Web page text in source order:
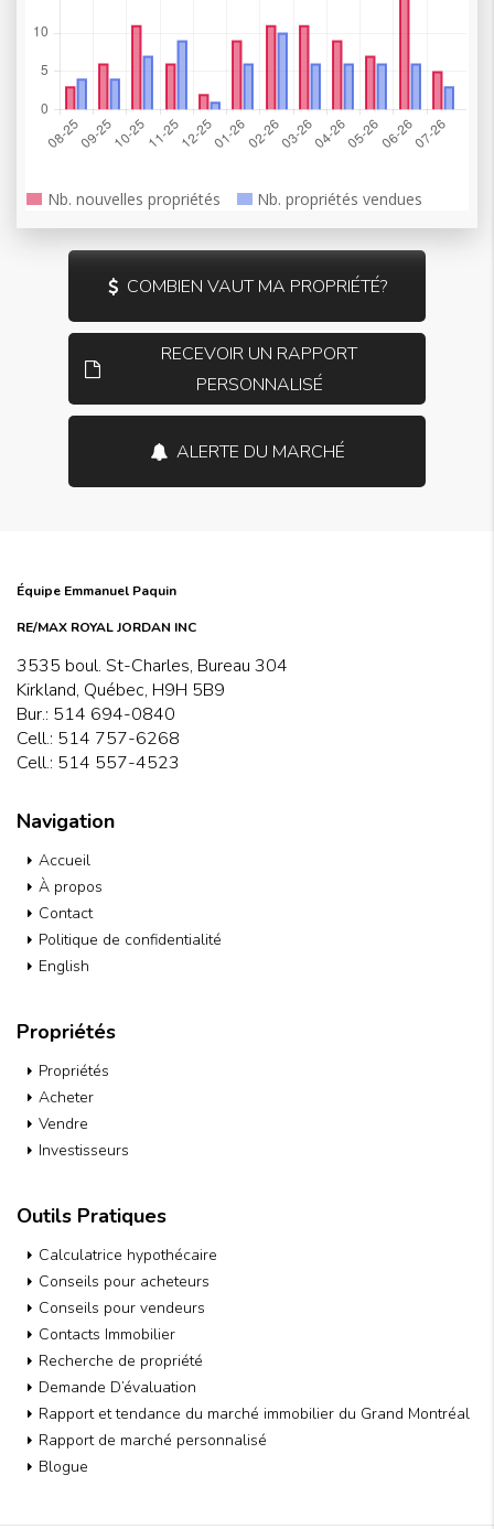
COMBIEN VAUT MA PROPRIÉTÉ?
RECEVOIR UN RAPPORT
PERSONNALISÉ
ALERTE DU MARCHÉ
Équipe Emmanuel Paquin
RE/MAX ROYAL JORDAN INC
3535 boul. St-Charles, Bureau 304
Kirkland, Québec, H9H 5B9
Bur.: 514 694-0840
Cell.: 514 757-6268
Cell.: 514 557-4523
Navigation
Accueil
À propos
Contact
Politique de confidentialité
English
Propriétés
Propriétés
Acheter
Vendre
Investisseurs
Outils Pratiques
Calculatrice hypothécaire
Conseils pour acheteurs
Conseils pour vendeurs
Contacts Immobilier
Recherche de propriété
Demande D’évaluation
Rapport et tendance du marché immobilier du Grand Montréal
Rapport de marché personnalisé
Blogue